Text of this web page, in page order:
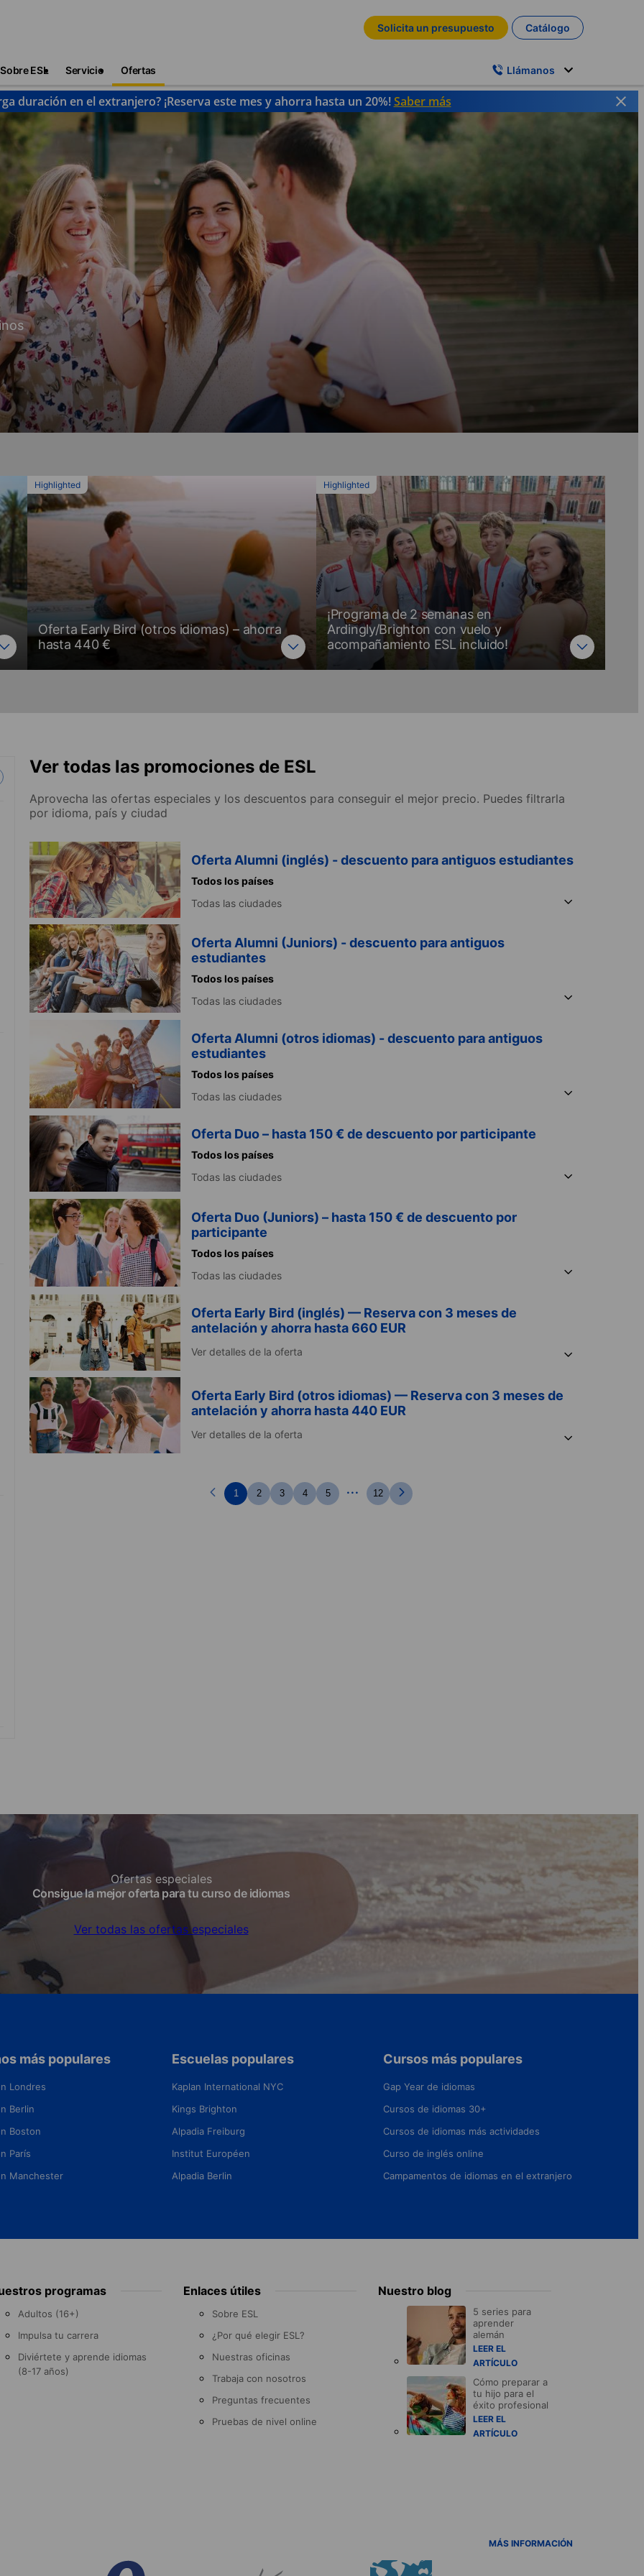
Solicita un presupuesto Catálogo
Sobre ESL Servicio Ofertas Llámanos
duración en el extranjero? ¡Reserva este mes y ahorra hasta un 20%!Saber más
Highlighted
Oferta Early Bird (otros idiomas) – ahorra
hasta 440 €
Highlighted
¡Programa de 2 semanas en
Ardingly/Brighton con vuelo y
acompañamiento ESL incluido!
Ver todas las promociones de ESL
Aprovecha las ofertas especiales y los descuentos para conseguir el mejor precio. Puedes filtrarla
por idioma, país y ciudad
Oferta Alumni (inglés) - descuento para antiguos estudiantes
Todos los países
Todas las ciudades
Oferta Alumni (Juniors) - descuento para antiguos
estudiantes
Todos los países
Todas las ciudades
Oferta Alumni (otros idiomas) - descuento para antiguos
estudiantes
Todos los países
Todas las ciudades
Oferta Duo – hasta 150 € de descuento por participante
Todos los países
Todas las ciudades
Oferta Duo (Juniors) – hasta 150 € de descuento por
participante
Todos los países
Todas las ciudades
Oferta Early Bird (inglés) — Reserva con 3 meses de
antelación y ahorra hasta 660 EUR
Ver detalles de la oferta
Oferta Early Bird (otros idiomas) — Reserva con 3 meses de
antelación y ahorra hasta 440 EUR
Ver detalles de la oferta
1 2 3 4 5 ... 12
Ofertas especiales
Consigue la mejor oferta para tu curso de idiomas
Ver todas las ofertas especiales
más populares
Londres
Berlin
Boston
París
Manchester
Escuelas populares
Kaplan International NYC
Kings Brighton
Alpadia Freiburg
Institut Européen
Alpadia Berlin
Cursos más populares
Gap Year de idiomas
Cursos de idiomas 30+
Cursos de idiomas más actividades
Curso de inglés online
Campamentos de idiomas en el extranjero
programas
Adultos (16+)
Impulsa tu carrera
Diviértete y aprende idiomas
(8-17 años)
Enlaces útiles
Sobre ESL
¿Por qué elegir ESL?
Nuestras oficinas
Trabaja con nosotros
Preguntas frecuentes
Pruebas de nivel online
Nuestro blog
5 series para
aprender
alemán
LEER EL
ARTÍCULO
Cómo preparar a
tu hijo para el
éxito profesional
LEER EL
ARTÍCULO
MÁS INFORMACIÓN